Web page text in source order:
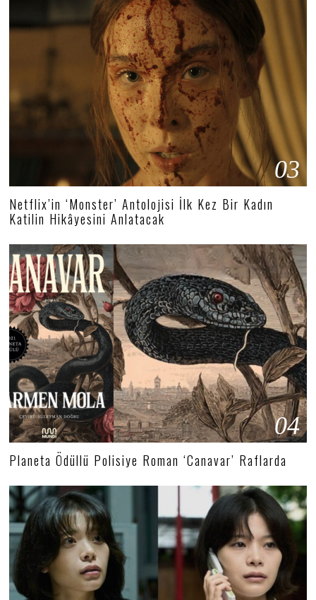
03
Netflix’in ‘Monster’ Antolojisi İlk Kez Bir Kadın
Katilin Hikâyesini Anlatacak
04
Planeta Ödüllü Polisiye Roman ‘Canavar’ Raflarda